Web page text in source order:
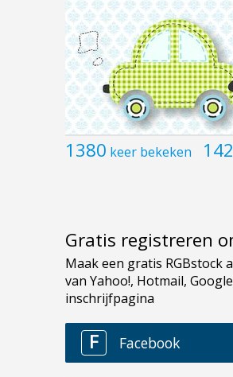
1380 keer bekeken 142
Gratis registreren